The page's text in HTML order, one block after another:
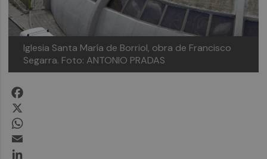
Iglesia Santa María de Borriol, obra de Francisco
Segarra. Foto: ANTONIO PRADAS